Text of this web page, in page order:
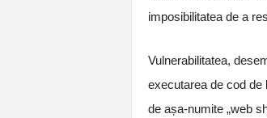
imposibilitatea de a
Vulnerabilitatea,
executarea de cod de
de așa-numite „web